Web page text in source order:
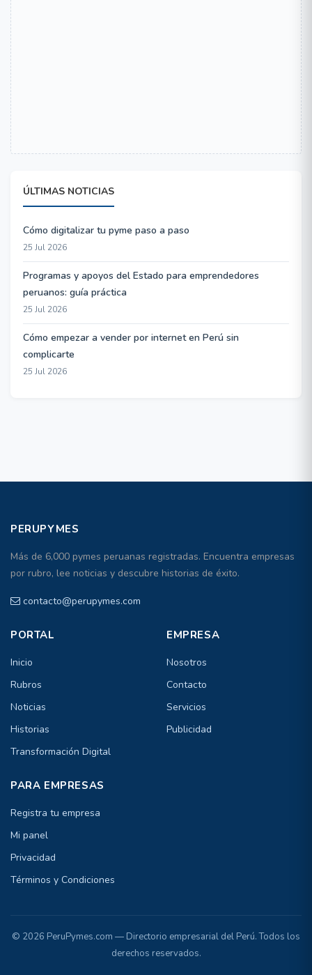
ÚLTIMAS NOTICIAS
Cómo digitalizar tu pyme paso a paso
25 Jul 2026
Programas y apoyos del Estado para emprendedores
peruanos: guía práctica
25 Jul 2026
Cómo empezar a vender por internet en Perú sin
complicarte
25 Jul 2026
PERUPYMES
Más de 6,000 pymes peruanas registradas. Encuentra empresas
por rubro, lee noticias y descubre historias de éxito.
contacto@perupymes.com
PORTAL
Inicio
Rubros
Noticias
Historias
Transformación Digital
EMPRESA
Nosotros
Contacto
Servicios
Publicidad
PARA EMPRESAS
Registra tu empresa
Mi panel
Privacidad
Términos y Condiciones
© 2026 PeruPymes.com — Directorio empresarial del Perú. Todos los
derechos reservados.